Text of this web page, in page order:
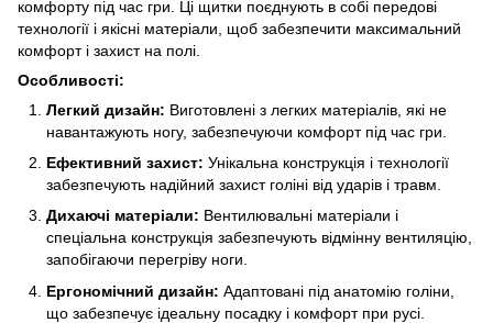
комфорту під час гри. Ці щитки поєднують в собі передові
технології і якісні матеріали, щоб забезпечити максимальний
комфорт і захист на полі.
Особливості:
Легкий дизайн: Виготовлені з легких матеріалів, які не
навантажують ногу, забезпечуючи комфорт під час гри.
Ефективний захист: Унікальна конструкція і технології
забезпечують надійний захист голіні від ударів і травм.
Дихаючі матеріали: Вентилювальні матеріали і
спеціальна конструкція забезпечують відмінну вентиляцію,
запобігаючи перегріву ноги.
Ергономічний дизайн: Адаптовані під анатомію голіни,
що забезпечує ідеальну посадку і комфорт при русі.